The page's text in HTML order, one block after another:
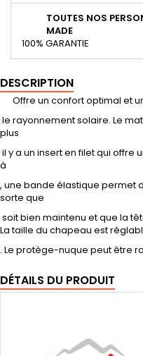
TOUTES NOS
MADE
100% GARANTIE
DESCRIPTION
Offre un confort optimal et
le rayonnement solaire. Le
plus
il y a un insert en filet qui
à
, une bande élastique permet
sorte que
soit bien maintenu et que la
La taille du chapeau est
. Le protège-nuque peut être
DÉTAILS DU PRODUIT